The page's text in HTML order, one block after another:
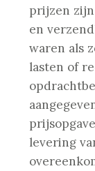
prijzen zijn
en
waren als
lasten of
levering